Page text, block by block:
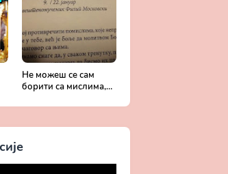
Не можеш се сам
борити са мислима,
Бога -